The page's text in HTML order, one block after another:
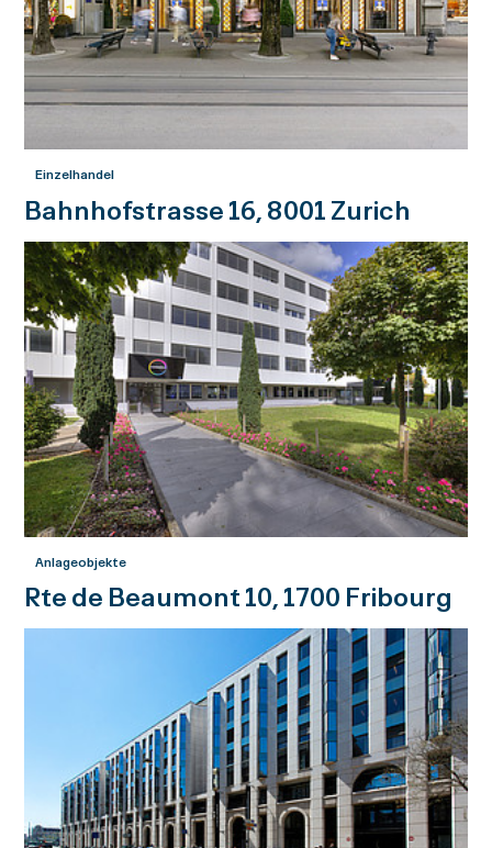
Einzelhandel
Bahnhofstrasse 16, 8001 Zurich
Anlageobjekte
Rte de Beaumont 10, 1700 Fribourg